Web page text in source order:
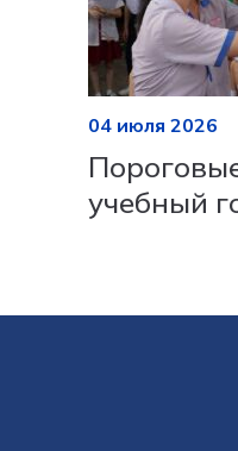
04 июля 2026
учебный